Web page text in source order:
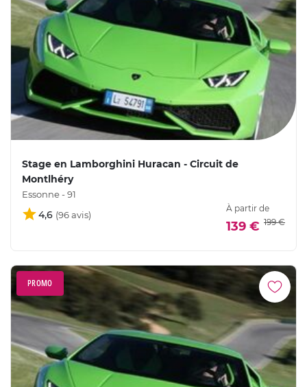
Stage en Lamborghini Huracan - Circuit de
Montlhéry
Essonne - 91
4,6
À partir de
139 € 199 €
PROMO